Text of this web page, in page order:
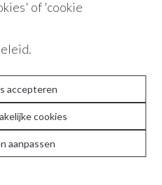
of 'cookie
.
accepteren
cookies
aanpassen